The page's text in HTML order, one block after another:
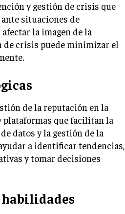
y gestión de crisis que
situaciones de
la imagen de la
de crisis puede minimizar el
de la reputación en la
que facilitan la
datos y la gestión de la
a identificar tendencias,
y tomar decisiones